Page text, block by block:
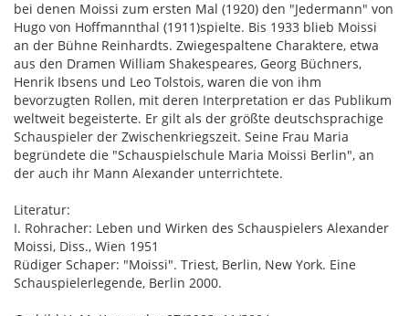
bei denen Moissi zum ersten Mal (1920) den "Jedermann" von
Hugo von Hoffmannthal (1911)spielte. Bis 1933 blieb Moissi
an der Bühne Reinhardts. Zwiegespaltene Charaktere, etwa
aus den Dramen William Shakespeares, Georg Büchners,
Henrik Ibsens und Leo Tolstois, waren die von ihm
bevorzugten Rollen, mit deren Interpretation er das Publikum
weltweit begeisterte. Er gilt als der größte deutschsprachige
Schauspieler der Zwischenkriegszeit. Seine Frau Maria
begründete die "Schauspielschule Maria Moissi Berlin", an
der auch ihr Mann Alexander unterrichtete.
Literatur:
I. Rohracher: Leben und Wirken des Schauspielers Alexander
Moissi, Diss., Wien 1951
Rüdiger Schaper: "Moissi". Triest, Berlin, New York. Eine
Schauspielerlegende, Berlin 2000.